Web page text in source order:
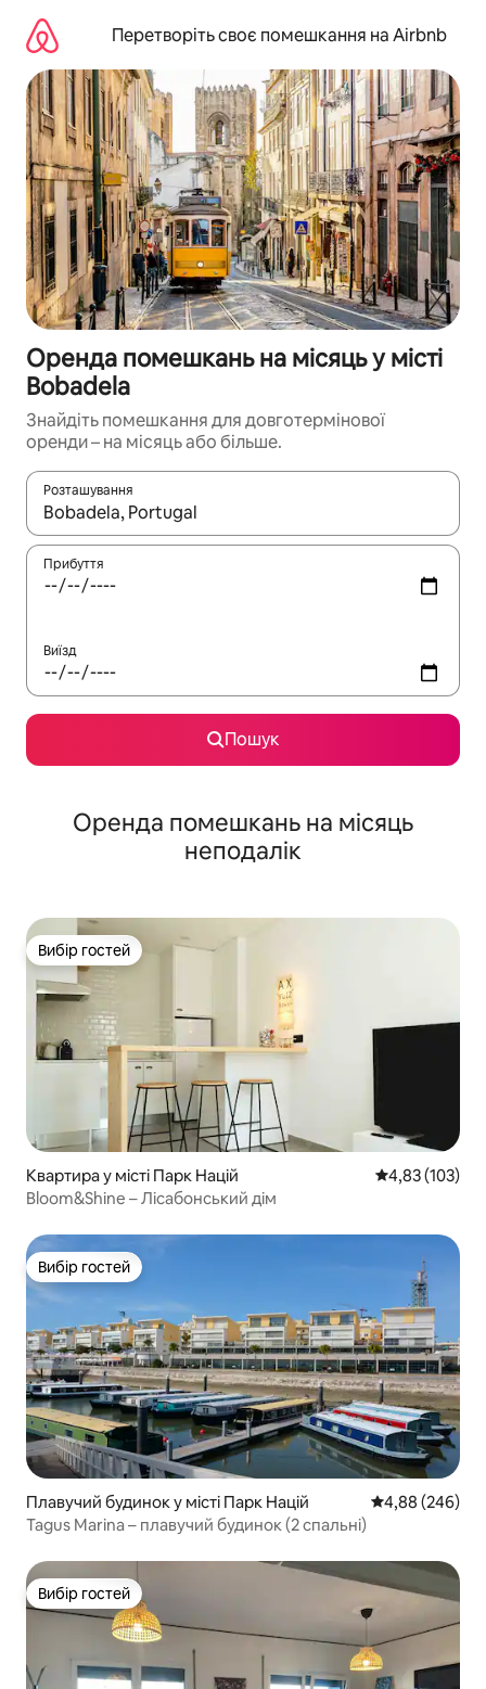
вмісту
Перетворіть своє помешкання на Airbnb
Оренда помешкань на місяць у місті
Bobadela
Знайдіть помешкання для довготермінової
оренди – на місяць або більше.
Розташування
Отримавши результати пошуку, використовуйте для
Прибуття
Виїзд
Пошук
Оренда помешкань на місяць
неподалік
Вибір гостей
Вибір гостей
Квартира у місті Парк Націй Середня
4,83 (103)
Bloom&Shine – Лісабонський дім
Вибір гостей
Вибір гостей
Плавучий будинок у місті Парк Націй Середня
4,88 (246)
Tagus Marina – плавучий будинок (2 спальні)
Вибір гостей
Вибір гостей